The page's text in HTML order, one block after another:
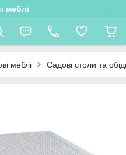
меблі
меблі Садові столи та